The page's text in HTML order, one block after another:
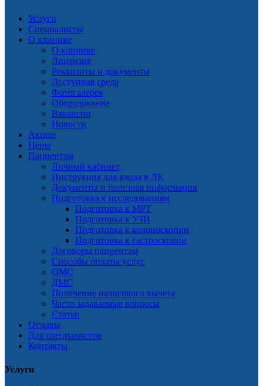
Услуги
Специалисты
О клинике
О клинике
Лицензия
Реквизиты и документы
Доступная среда
Фотогалерея
Оборудование
Вакансии
Новости
Акции
Цены
Пациентам
Личный кабинет
Инструкция для входа в ЛК
Документы и полезная информация
Подготовка к исследованиям
Подготовка к МРТ
Подготовка к УЗИ
Подготовка к колоноскопии
Подготовка к гастроскопии
Договоры пациентам
Способы оплаты услуг
ОМС
ДМС
Получение налогового вычета
Часто задаваемые вопросы
Статьи
Отзывы
Для специалистов
Контакты
Услуги